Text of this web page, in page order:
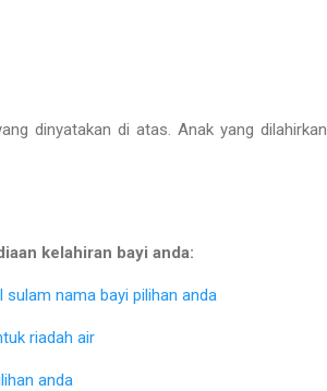
dinyatakan di atas. Anak yang dilahirkan
kelahiran bayi anda:
sulam nama bayi pilihan anda
riadah air
anda